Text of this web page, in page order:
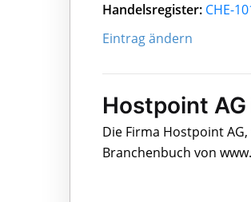
Handelsregister: CHE-
Eintrag ändern
Hostpoint
Die Firma Hostpoint
Branchenbuch von